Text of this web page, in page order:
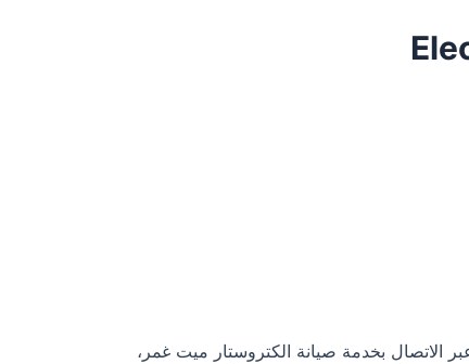
الاتصال بخدمة صيانة الكتروستار ميت غمر،